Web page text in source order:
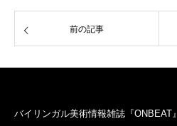
前の記事
バイリンガル美術情報雑誌『ONBEAT』